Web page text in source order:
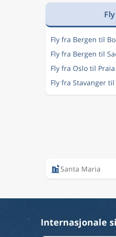
Fly fra Bergen til
Fly fra Bergen til
Fly fra Oslo til Praia
Fly fra Stavanger til
Santa Maria
Internasjonale